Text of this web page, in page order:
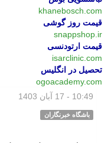
khanebosch.com
قیمت روز گوشی
snappshop.ir
قیمت ارتودنسی
isarclinic.com
تحصیل در انگلیس
ogoacademy.com
10:49 - 17 آبان 1403
باشگاه خبرنگاران